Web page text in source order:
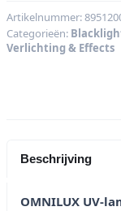
27
aantal
Artikelnummer:
Categorieën:
Verlichting & Effects
Beschrijving
OMNILUX UV-